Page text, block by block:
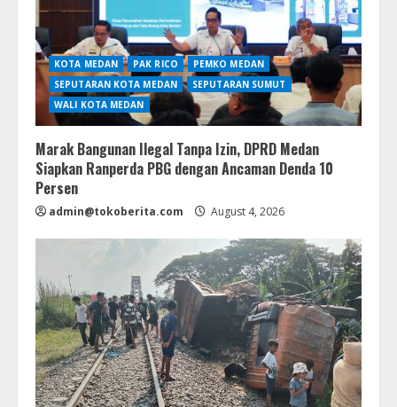
KOTA MEDAN PAK RICO
PEMKO MEDAN
SEPUTARAN KOTA MEDAN
SEPUTARAN SUMUT
WALI KOTA MEDAN
Marak Bangunan Ilegal Tanpa Izin, DPRD Medan
Siapkan Ranperda PBG dengan Ancaman Denda 10
Persen
admin@tokoberita.com August 4, 2026